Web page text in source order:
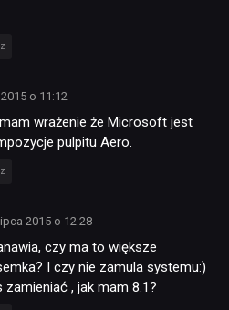
o 11:12
wrażenie że Microsoft jest
pulpitu Aero.
2015 o 12:28
czy ma to większe
I czy nie zamula systemu:)
, jak mam 8.1?